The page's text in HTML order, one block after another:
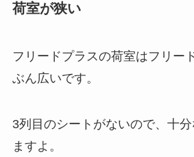
荷室が狭い
フリードプラスの荷室はフリー
ぶん広いです。
3列目のシートがないので、十
ますよ。